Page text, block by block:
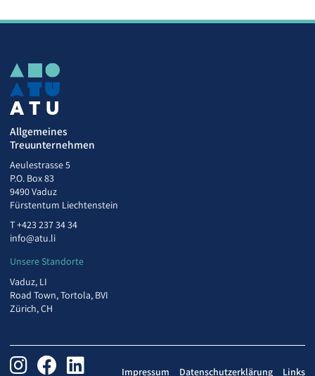
Allgemeines
Treuunternehmen
Aeulestrasse 5
P.O. Box 83
9490 Vaduz
Fürstentum Liechtenstein
T+423 237 34 34
info@atu.li
Unsere Standorte
Vaduz, LI
Road Town, Tortola, BVI
Zürich, CH
Impressum Datenschutzerklärung Links